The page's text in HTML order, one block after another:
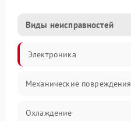
Виды неисправностей
Электроника
Механические повреждения
Охлаждение